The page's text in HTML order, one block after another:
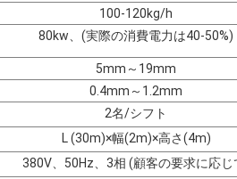
100-120kg/h
80kw、(実際の消費電力は40-50%)
5mm～19mm
0.4mm～1.2mm
2名/シフト
L (30m)×幅(2m)×高さ(4m)
380V、50Hz、3相 (顧客の要求に応じ